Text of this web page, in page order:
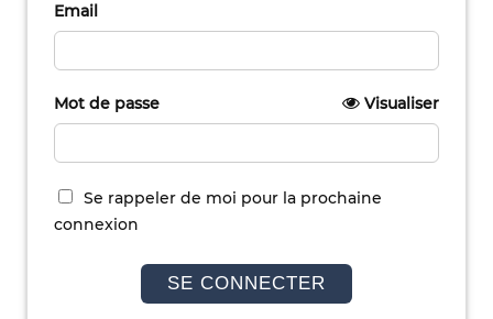
Email
Mot de passe Visualiser
Se rappeler de moi pour la prochaine
connexion
SE CONNECTER